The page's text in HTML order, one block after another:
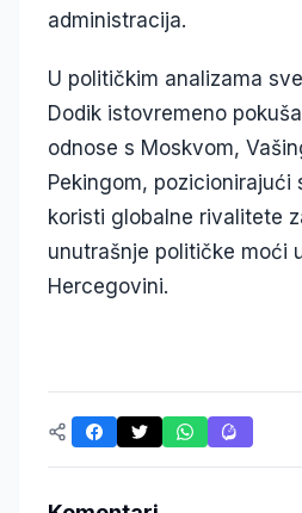
administracija.
U političkim analizama
Dodik istovremeno
odnose s Moskvom,
Pekingom, pozicionirajući
koristi globalne rivalitete
unutrašnje političke moći
Hercegovini.